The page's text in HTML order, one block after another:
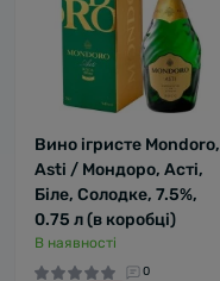
Вино ігристе Mondoro,
Asti / Мондоро, Асті,
Біле, Солодке, 7.5%,
0.75 л (в коробці)
В наявності
0